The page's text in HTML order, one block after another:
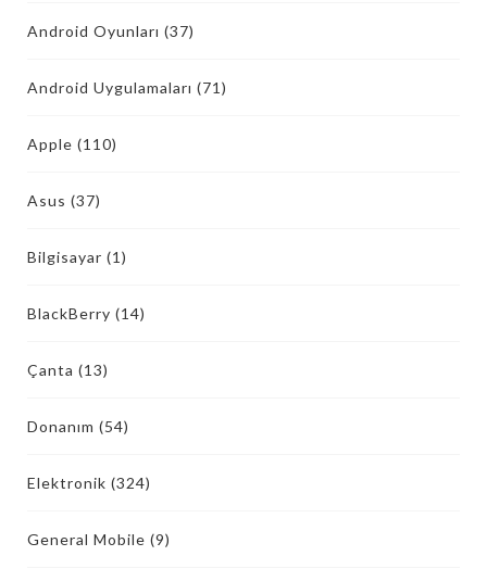
Android Oyunları (37)
Android Uygulamaları (71)
Apple (110)
Asus (37)
Bilgisayar (1)
BlackBerry (14)
Çanta (13)
Donanım (54)
Elektronik (324)
General Mobile (9)